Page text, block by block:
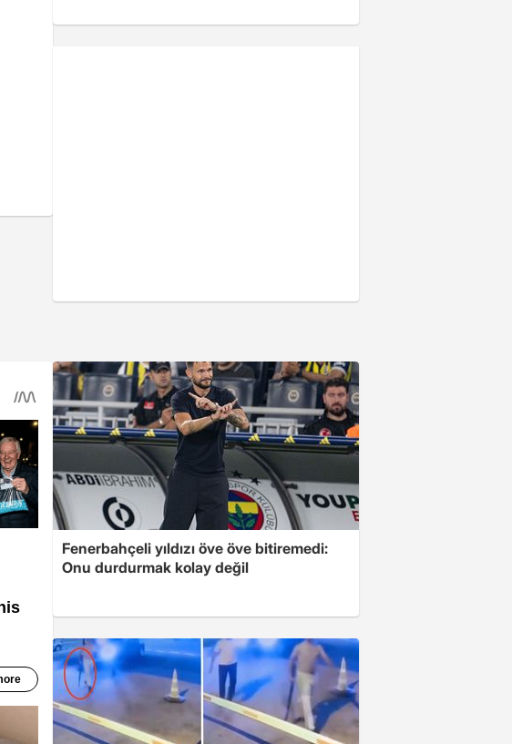
Fenerbahçeli yıldızı öve öve bitiremedi:
Onu durdurmak kolay değil